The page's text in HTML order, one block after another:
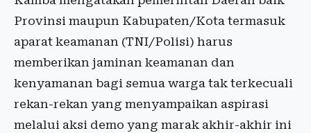
Provinsi maupun Kabupaten/Kota termasuk
aparat keamanan (TNI/Polisi) harus
memberikan jaminan keamanan dan
kenyamanan bagi semua warga tak terkecuali
rekan-rekan yang menyampaikan aspirasi
melalui aksi demo yang marak akhir-akhir ini